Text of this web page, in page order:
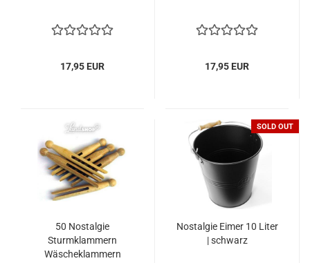
17,95 EUR 17,95 EUR
50 Nostalgie
Sturmklammern
Wäscheklammern
SOLD OUT
Nostalgie Eimer 10 Liter
| schwarz